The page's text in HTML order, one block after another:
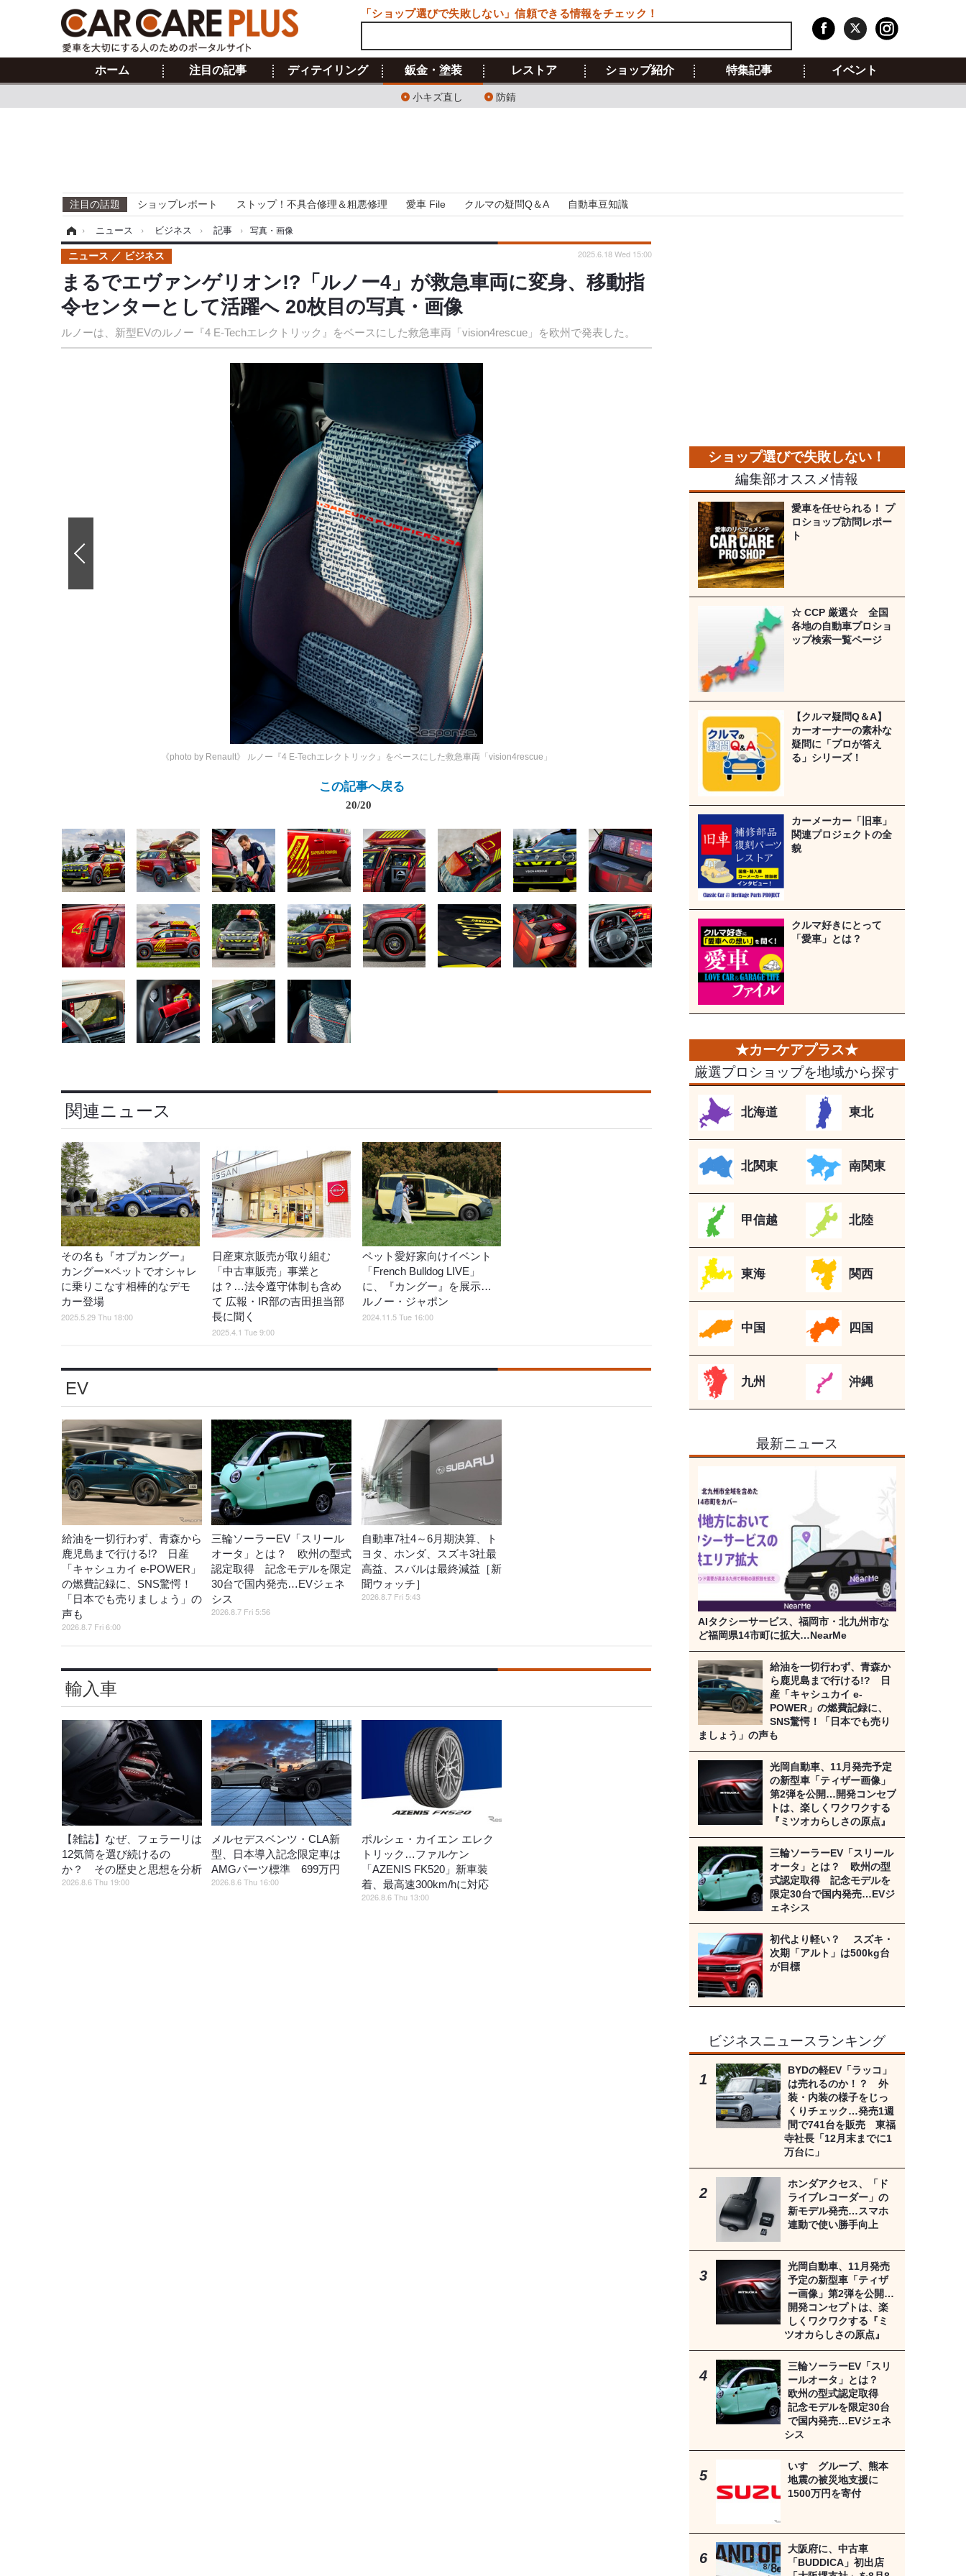
ホーム 注目の記事 ディテイリング 鈑金・塗装
小キズ直し 防錆
レストア ショップ紹介 特集記事 イベント
注目の話題 ショップレポート ストップ！不具合修理＆粗悪修理 愛車 File クルマの疑問Q＆A 自動車豆知識
› ニュース › ビジネス › 記事 › 写真・画像
まるでエヴァンゲリオン!?「ルノー4」が救急車両に変身、移動指
令センターとして活躍へ 20枚目の写真・画像
ルノーは、新型EVのルノー『4 E-Techエレクトリック』をベースにした救急車両「vision4rescue」を欧州で発表した。
ニュース ビジネス 2025.6.18 Wed 15:00
《photo by Renault》 ルノー『4 E-Techエレクトリック』をベースにした救急車両「vision4rescue」
この記事へ戻る
20/20
関連ニュース
その名も『オプカングー』
カングー×ペットでオシャレ
に乗りこなす相棒的なデモ
カー登場
2025.5.29 Thu 18:00
日産東京販売が取り組む
「中古車販売」事業と
は？…法令遵守体制も含め
て 広報・IR部の吉田担当部
長に聞く
2025.4.1 Tue 9:00
ペット愛好家向けイベント
「French Bulldog LIVE」
に、『カングー』を展示…
ルノー・ジャポン
2024.11.5 Tue 16:00
EV
給油を一切行わず、青森から
鹿児島まで行ける!? 日産
「キャシュカイ e-POWER」
の燃費記録に、SNS驚愕！
「日本でも売りましょう」の
声も
2026.8.7 Fri 6:00
三輪ソーラーEV「スリール
オータ」とは？ 欧州の型式
認定取得 記念モデルを限定
30台で国内発売…EVジェネ
シス
2026.8.7 Fri 5:56
自動車7社4～6月期決算、ト
ヨタ、ホンダ、スズキ3社最
高益、スバルは最終減益［新
聞ウォッチ］
2026.8.7 Fri 5:43
輸入車
【雑誌】なぜ、フェラーリは
12気筒を選び続けるの
か？ その歴史と思想を分析
2026.8.6 Thu 19:00
メルセデスベンツ・CLA新
型、日本導入記念限定車は
AMGパーツ標準 699万円
2026.8.6 Thu 16:00
ポルシェ・カイエン エレク
トリック…ファルケン
「AZENIS FK520」新車装
着、最高速300km/hに対応
2026.8.6 Thu 13:00
編集部オススメ情報
愛車を任せられる！ プ
ロショップ訪問レポー
ト
☆ CCP 厳選☆ 全国
各地の自動車プロショ
ップ検索一覧ページ
【クルマ疑問Q＆A】
カーオーナーの素朴な
疑問に「プロが答え
る」シリーズ！
カーメーカー「旧車」
関連プロジェクトの全
貌
クルマ好きにとって
「愛車」とは？
厳選プロショップを地域から探す
北海道 東北
北関東 南関東
甲信越 北陸
東海 関西
中国 四国
九州 沖縄
最新ニュース
AIタクシーサービス、福岡市・北九州市な
ど福岡県14市町に拡大…NearMe
給油を一切行わず、青森か
ら鹿児島まで行ける!? 日
産「キャシュカイ e-
POWER」の燃費記録に、
SNS驚愕！「日本でも売り
ましょう」の声も
光岡自動車、11月発売予定
の新型車「ティザー画像」
第2弾を公開…開発コンセプ
トは、楽しくワクワクする
『ミツオカらしさの原点』
三輪ソーラーEV「スリール
オータ」とは？ 欧州の型
式認定取得 記念モデルを
限定30台で国内発売…EVジ
ェネシス
初代より軽い？ スズキ・
次期「アルト」は500kg台
が目標
ビジネスニュースランキング
BYDの軽EV「ラッコ」
は売れるのか！？ 外
装・内装の様子をじっ
くりチェック…発売1週
間で741台を販売 東福
寺社長「12月末までに1
万台に」
ホンダアクセス、「ド
ライブレコーダー」の
新モデル発売…スマホ
連動で使い勝手向上
光岡自動車、11月発売
予定の新型車「ティザ
ー画像」第2弾を公開…
開発コンセプトは、楽
しくワクワクする『ミ
ツオカらしさの原点』
三輪ソーラーEV「スリ
ールオータ」とは？
欧州の型式認定取得
記念モデルを限定30台
で国内発売…EVジェネ
シス
いすゞグループ、熊本
地震の被災地支援に
1500万円を寄付
大阪府に、中古車
「BUDDICA」初出店
「ショップ選びで失敗しない」信頼できる情報をチェック！